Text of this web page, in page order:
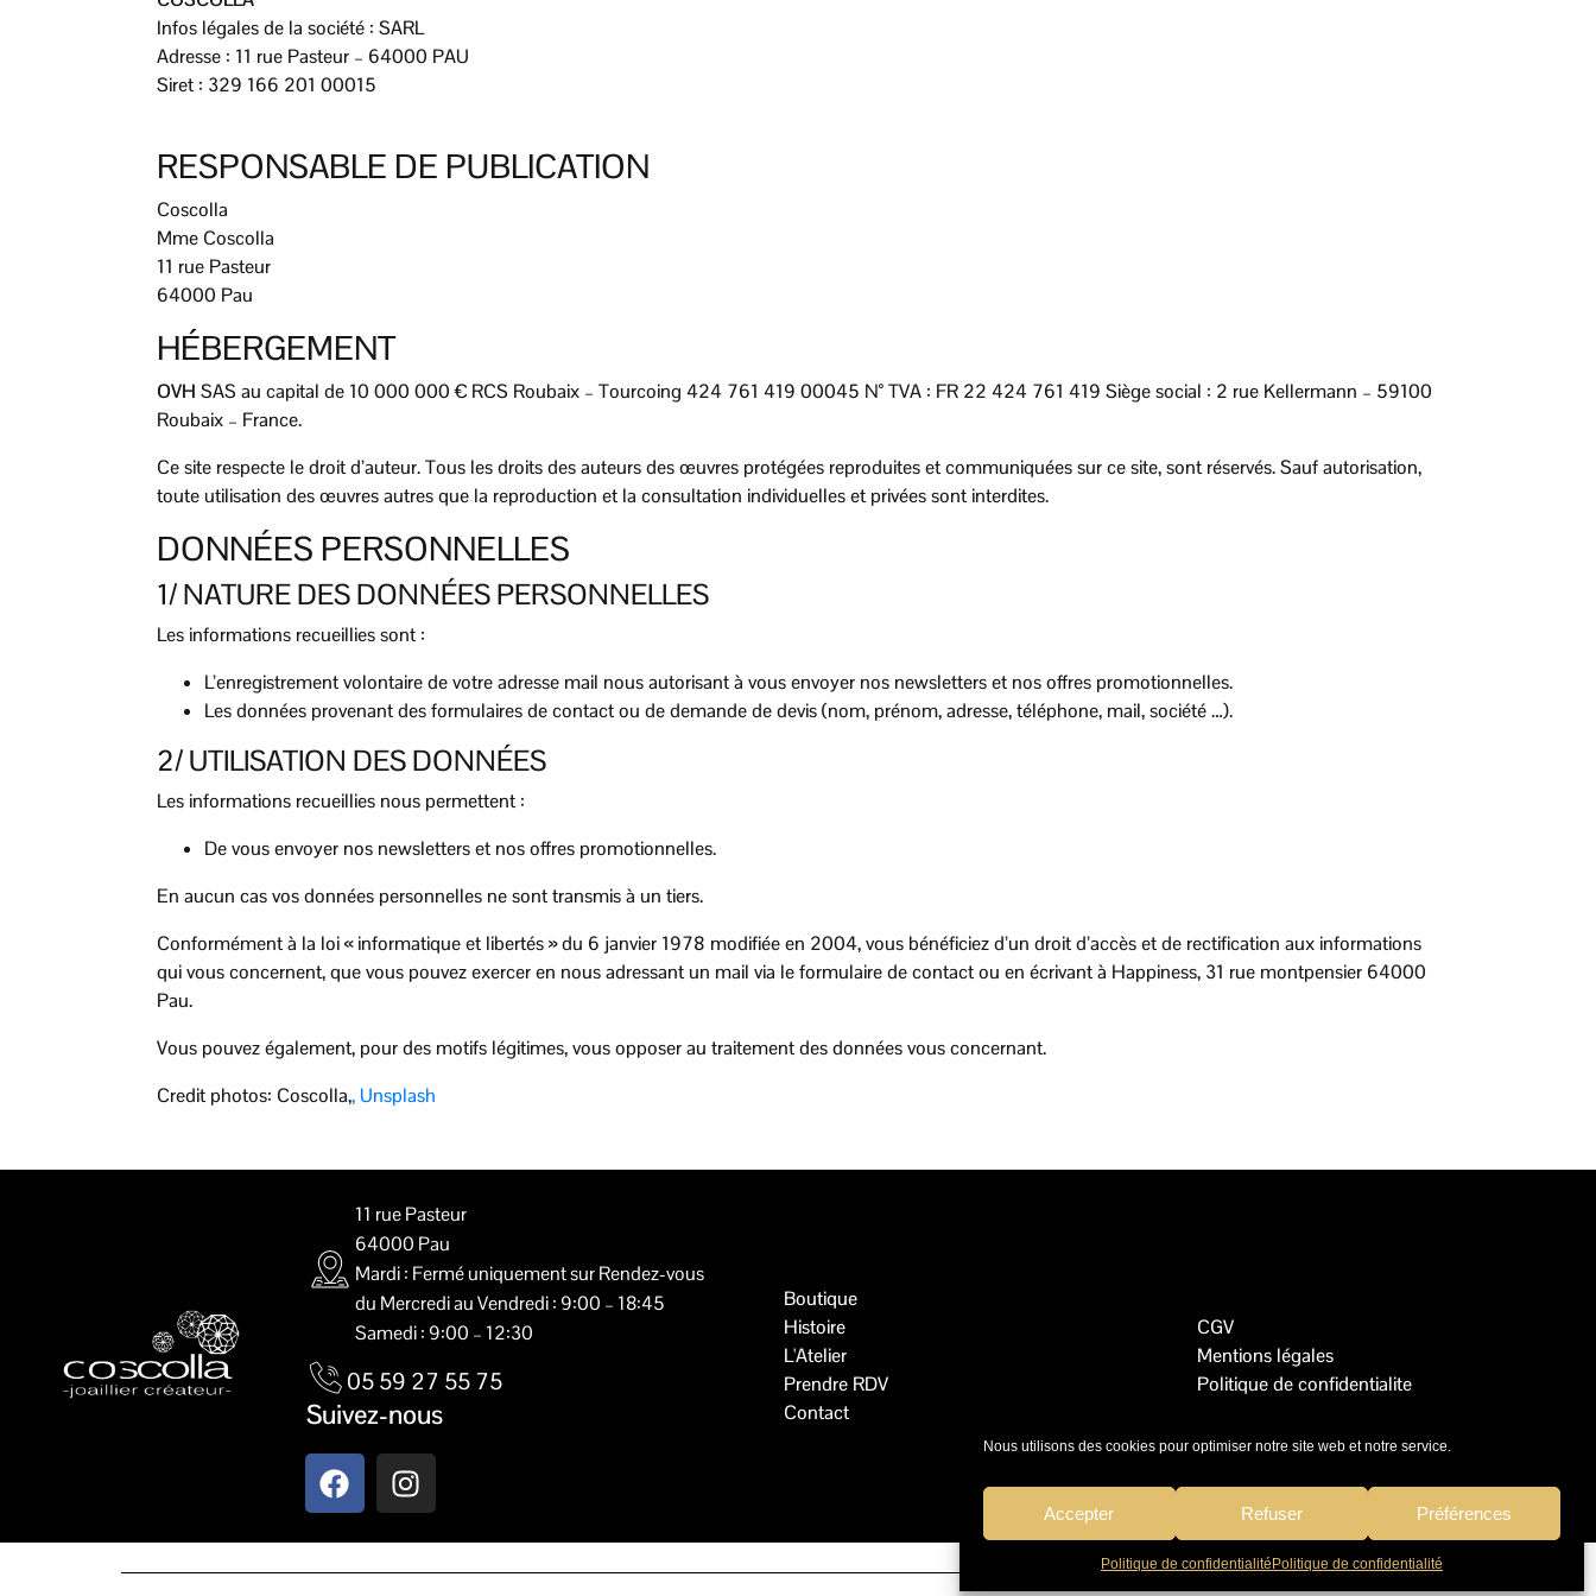
Nous utilisons des cookies pour optimiser notre site web et notre service.
Accepter Refuser Préférences
Politique de confidentialité Politique de confidentialité
Infos légales de la société : SARL
Adresse : 11 rue Pasteur – 64000 PAU
Siret : 329 166 201 00015
RESPONSABLE DE PUBLICATION
Coscolla
Mme Coscolla
11 rue Pasteur
64000 Pau
HÉBERGEMENT
OVH SAS au capital de 10 000 000 € RCS Roubaix – Tourcoing 424 761 419 00045 N° TVA : FR 22 424 761 419 Siège social : 2 rue Kellermann – 59100
Roubaix – France.
Ce site respecte le droit d’auteur. Tous les droits des auteurs des œuvres protégées reproduites et communiquées sur ce site, sont réservés. Sauf autorisation,
toute utilisation des œuvres autres que la reproduction et la consultation individuelles et privées sont interdites.
DONNÉES PERSONNELLES
1/ NATURE DES DONNÉES PERSONNELLES
Les informations recueillies sont :
L’enregistrement volontaire de votre adresse mail nous autorisant à vous envoyer nos newsletters et nos offres promotionnelles.
Les données provenant des formulaires de contact ou de demande de devis (nom, prénom, adresse, téléphone, mail, société …).
2/ UTILISATION DES DONNÉES
Les informations recueillies nous permettent :
De vous envoyer nos newsletters et nos offres promotionnelles.
En aucun cas vos données personnelles ne sont transmis à un tiers.
Conformément à la loi « informatique et libertés » du 6 janvier 1978 modifiée en 2004, vous bénéficiez d’un droit d’accès et de rectification aux informations
qui vous concernent, que vous pouvez exercer en nous adressant un mail via le formulaire de contact ou en écrivant à Happiness, 31 rue montpensier 64000
Pau.
Vous pouvez également, pour des motifs légitimes, vous opposer au traitement des données vous concernant.
Credit photos: Coscolla,, Unsplash
11 rue Pasteur
64000 Pau
Mardi : Fermé uniquement sur Rendez-vous
du Mercredi au Vendredi : 9:00 – 18:45
Samedi : 9:00 – 12:30
05 59 27 55 75
Suivez-nous
Boutique
Histoire
L'Atelier
Prendre RDV
Contact
CGV
Mentions légales
Politique de confidentialite